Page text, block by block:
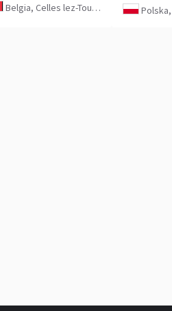
Belgia, Celles lez-Tournai
Polska,